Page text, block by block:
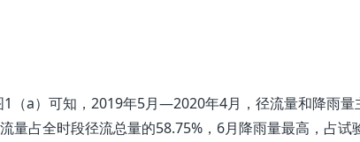
（a）可知，2019年5月—2020年4月，径流量和降雨量
量占全时段径流总量的58.75%，6月降雨量最高，占试